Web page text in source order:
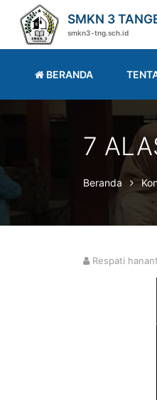
SMKN 3
smkn3-tng.sch.id
BERANDA
7
Beranda
Respati